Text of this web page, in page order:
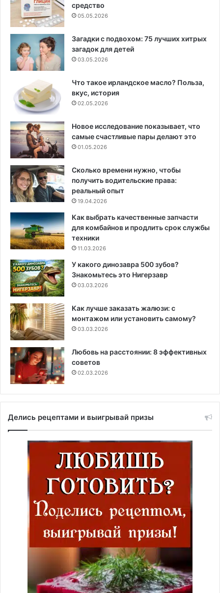
средство
05.05.2026
Загадки с подвохом: 75 лучших хитрых
загадок для детей
03.05.2026
Что такое ирландское масло? Польза,
вкус, история
02.05.2026
Новое исследование показывает, что
самые счастливые пары делают это
01.05.2026
Сколько времени нужно, чтобы
получить водительские права:
реальный опыт
19.04.2026
Как выбрать качественные запчасти
для комбайнов и продлить срок службы
техники
11.03.2026
У какого динозавра 500 зубов?
Знакомьтесь это Нигерзавр
03.03.2026
Как лучше заказать жалюзи: с
монтажом или установить самому?
03.03.2026
Любовь на расстоянии: 8 эффективных
советов
02.03.2026
Делись рецептами и выигрывай призы